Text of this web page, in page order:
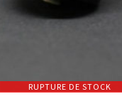
RUPTURE DE STOCK